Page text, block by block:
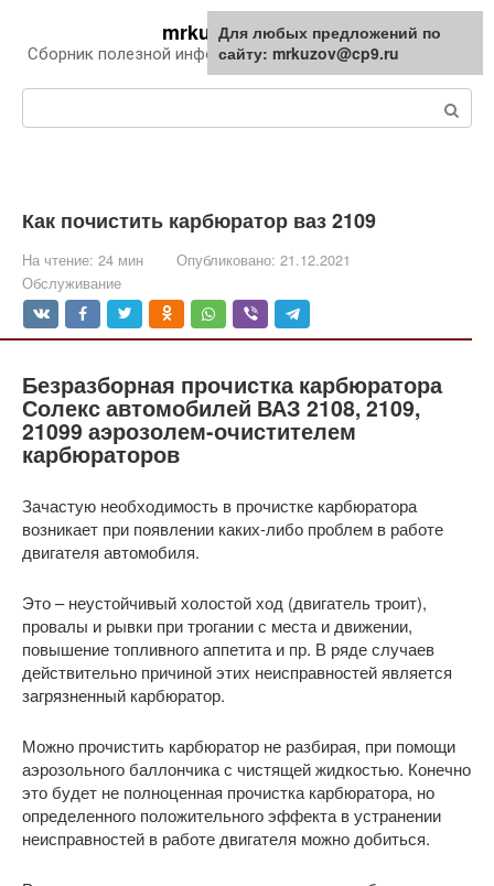
контенту
mrkuzov.ru
Сборник полезной информации про автомобили
Как почистить карбюратор ваз 2109
На чтение: 24 мин Опубликовано: 21.12.2021
Обслуживание
Безразборная прочистка карбюратора
Солекс автомобилей ВАЗ 2108, 2109,
21099 аэрозолем-очистителем
карбюраторов
Зачастую необходимость в прочистке карбюратора
возникает при появлении каких-либо проблем в работе
двигателя автомобиля.
Это – неустойчивый холостой ход (двигатель троит),
провалы и рывки при трогании с места и движении,
повышение топливного аппетита и пр. В ряде случаев
действительно причиной этих неисправностей является
загрязненный карбюратор.
Можно прочистить карбюратор не разбирая, при помощи
аэрозольного баллончика с чистящей жидкостью. Конечно
это будет не полноценная прочистка карбюратора, но
определенного положительного эффекта в устранении
неисправностей в работе двигателя можно добиться.
Для любых предложений по
сайту: mrkuzov@cp9.ru
Для любых предложений по
сайту: mrkuzov@cp9.ru